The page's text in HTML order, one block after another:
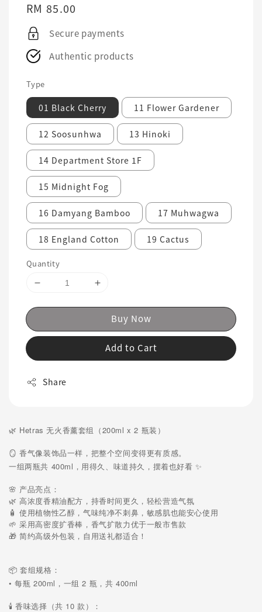
Regular
price
RM 85.00
Secure payments
Authentic products
Type
01 Black Cherry 11 Flower Gardener
12 Soosunhwa 13 Hinoki
14 Department Store 1F
15 Midnight Fog
16 Damyang Bamboo 17 Muhwagwa
18 England Cotton 19 Cactus
Quantity
Buy Now
Add to Cart
Share
🌿 Hetras 无火香薰套组（200ml x 2 瓶装）
🪞 香气像装饰品一样，把整个空间变得更有质感。
一组两瓶共 400ml，用得久、味道持久，摆着也好看 ✨
🌸 产品亮点：
🌿 高浓度香精油配方，持香时间更久，轻松营造气氛
🧴 使用植物性乙醇，气味纯净不刺鼻，敏感肌也能安心使用
🌱 采用高密度扩香棒，香气扩散力优于一般市售款
🎁 简约高级外包装，自用送礼都适合！
📦 套组规格：
• 每瓶 200ml，一组 2 瓶，共 400ml
🕯️ 香味选择（共 10 款）：